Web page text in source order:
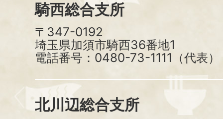
騎西総合支所
〒347-0192
埼玉県加須市騎西36番地1
電話番号：0480-73-1111（代表）
北川辺総合支所